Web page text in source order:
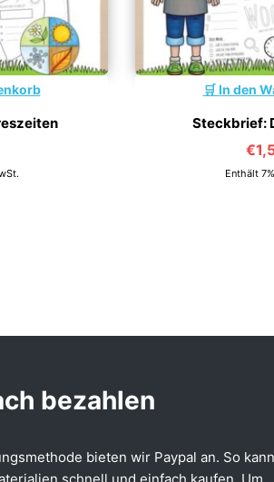
In den
Steckbrief:
€
Enthält
bezahlen
bieten wir Paypal an. So